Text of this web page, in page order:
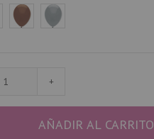
+
AÑADIR AL CARRITO